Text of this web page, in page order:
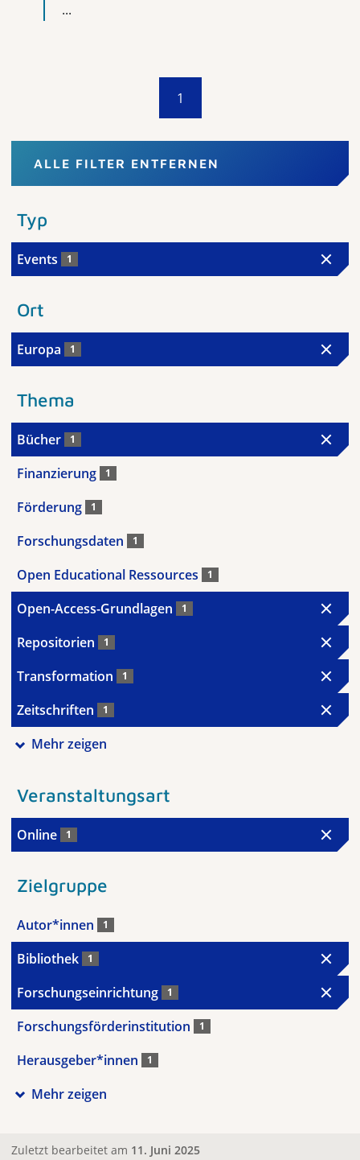
...
1
ALLE FILTER ENTFERNEN
Typ
Events 1
Ort
Europa 1
Thema
Bücher 1
Finanzierung 1
Förderung 1
Forschungsdaten 1
Open Educational Ressources 1
Open-Access-Grundlagen 1
Repositorien 1
Transformation 1
Zeitschriften 1
Mehr zeigen
Veranstaltungsart
Online 1
Zielgruppe
Autor*innen 1
Bibliothek 1
Forschungseinrichtung 1
Forschungsförderinstitution 1
Herausgeber*innen 1
Mehr zeigen
Zuletzt bearbeitet am 11. Juni 2025